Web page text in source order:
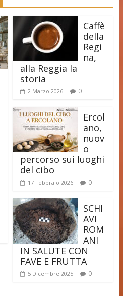
Caffè
della
Regi
na,
alla Reggia la
storia
2 Marzo 2026 0
Ercol
ano,
nuov
o
percorso sui luoghi
del cibo
17 Febbraio 2026 0
SCHI
AVI
ROM
ANI
IN SALUTE CON
FAVE E FRUTTA
5 Dicembre 2025 0